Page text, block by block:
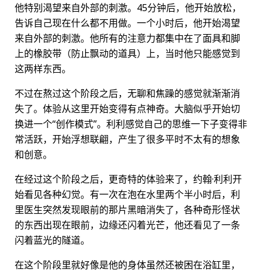
他特别渴望来自外部的刺激。45分钟后，他开始放松，
告诉自己现在什么都不用做。一个小时后，他开始渴望
来自外部的刺激。他所有的注意力都集中在了面具和脚
上的橡胶带（防止飘动的道具）上，当时他只能感觉到
这两样东西。
不过在熬过这个阶段之后，无聊和焦躁的感觉就渐渐消
失了。体验从这里开始变得有点神奇。大脑似乎开始切
换进一个“创作模式”。利利感觉自己的思维一下子变得非
常活跃，开始浮想联翩，产生了很多平时不太有的想象
和创意。
在经过这个阶段之后，更奇特的体验来了，约翰·利利开
始看见各种幻觉。有一次在泡在水里两个半小时后，利
里医生突然发现眼前的那片黑暗消失了，各种奇形怪状
的东西出现在眼前，边缘还闪着光芒，他还看见了一条
闪着蓝光的隧道。
在这个阶段里就好像是他的身体虽然还被困在浴缸里，